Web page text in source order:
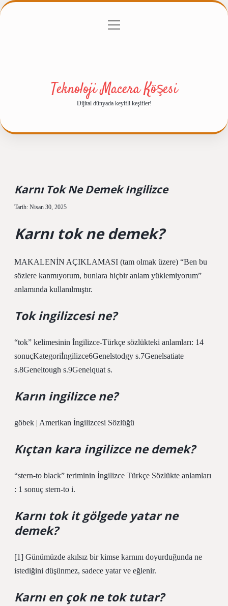
Gizlilik Politikası
menüyü
Teknoloji Macera Köşesi
Dijital dünyada keyifli keşifler!
Karnı Tok Ne Demek Ingilizce
Tarih: Nisan 30, 2025
Karnı tok ne demek?
MAKALENİN AÇIKLAMASI (tam olmak üzere) “Ben bu
sözlere kanmıyorum, bunlara hiçbir anlam yüklemiyorum”
anlamında kullanılmıştır.
Tok ingilizcesi ne?
“tok” kelimesinin İngilizce-Türkçe sözlükteki anlamları: 14
sonuçKategoriİngilizce6Genelstodgy s.7Genelsatiate
s.8Geneltough s.9Genelquat s.
Karın ingilizce ne?
göbek | Amerikan İngilizcesi Sözlüğü
Kıçtan kara ingilizce ne demek?
“stern-to black” teriminin İngilizce Türkçe Sözlükte anlamları
: 1 sonuç stern-to i.
Karnı tok it gölgede yatar ne
demek?
[1] Günümüzde akılsız bir kimse karnını doyurduğunda ne
istediğini düşünmez, sadece yatar ve eğlenir.
Karnı en çok ne tok tutar?